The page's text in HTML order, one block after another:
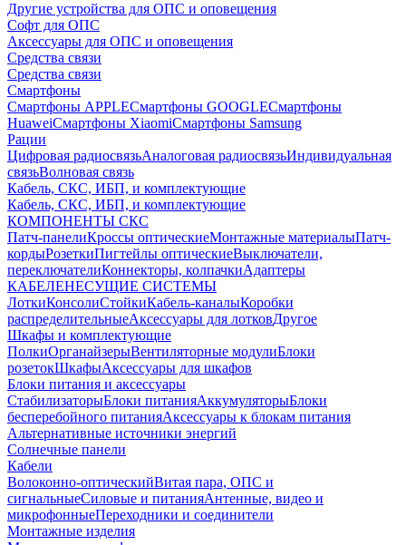
Другие устройства для ОПС и оповещения
Софт для ОПС
Аксессуары для ОПС и оповещения
Средства связи
Средства связи
Смартфоны
Смартфоны APPLEСмартфоны GOOGLEСмартфоны
HuaweiСмартфоны XiaomiСмартфоны Samsung
Рации
Цифровая радиосвязьАналоговая радиосвязьИндивидуальная
связьВолновая связь
Кабель, СКС, ИБП, и комплектующие
Кабель, СКС, ИБП, и комплектующие
КОМПОНЕНТЫ СКС
Патч-панелиКроссы оптическиеМонтажные материалыПатч-
кордыРозеткиПигтейлы оптическиеВыключатели,
переключателиКоннекторы, колпачкиАдаптеры
КАБЕЛЕНЕСУЩИЕ СИСТЕМЫ
ЛоткиКонсолиСтойкиКабель-каналыКоробки
распределительныеАксессуары для лотковДругое
Шкафы и комплектующие
ПолкиОрганайзерыВентиляторные модулиБлоки
розетокШкафыАксессуары для шкафов
Блоки питания и аксессуары
СтабилизаторыБлоки питанияАккумуляторыБлоки
бесперебойного питанияАксессуары к блокам питания
Альтернативные источники энергий
Солнечные панели
Кабели
Волоконно-оптическийВитая пара, ОПС и
сигнальныеСиловые и питанияАнтенные, видео и
микрофонныеПереходники и соединители
Монтажные изделия